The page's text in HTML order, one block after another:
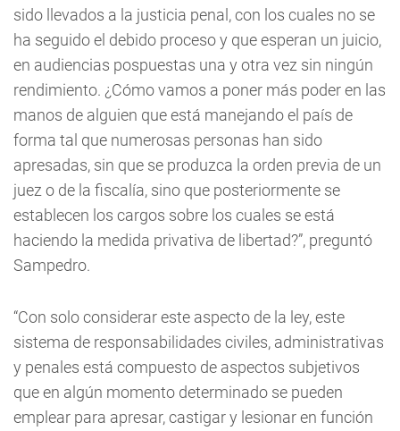
sido llevados a la justicia penal, con los cuales no se
ha seguido el debido proceso y que esperan un juicio,
en audiencias pospuestas una y otra vez sin ningún
rendimiento. ¿Cómo vamos a poner más poder en las
manos de alguien que está manejando el país de
forma tal que numerosas personas han sido
apresadas, sin que se produzca la orden previa de un
juez o de la fiscalía, sino que posteriormente se
establecen los cargos sobre los cuales se está
haciendo la medida privativa de libertad?”, preguntó
Sampedro.
“Con solo considerar este aspecto de la ley, este
sistema de responsabilidades civiles, administrativas
y penales está compuesto de aspectos subjetivos
que en algún momento determinado se pueden
emplear para apresar, castigar y lesionar en función